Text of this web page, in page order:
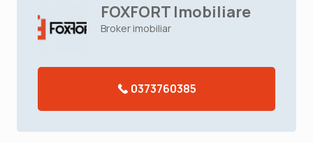
FOXFORT Imobiliare
Broker imobiliar
0373760385